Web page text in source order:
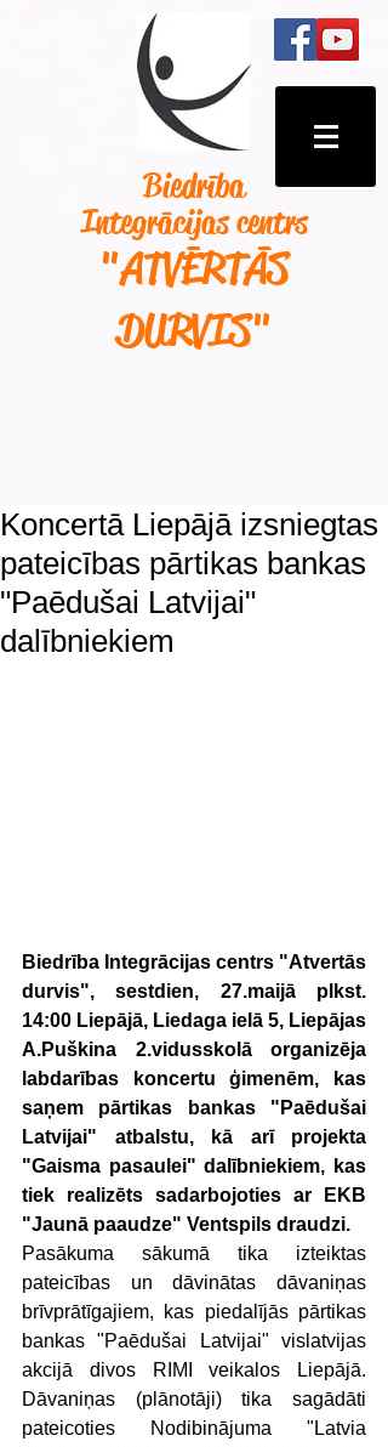
Biedrība
Integrācijas centrs
"ATVĒRTĀS
DURVIS"
Koncertā Liepājā izsniegtas
pateicības pārtikas bankas
"Paēdušai Latvijai"
dalībniekiem
Biedrība Integrācijas centrs "Atvertās
durvis", sestdien, 27.maijā plkst.
14:00 Liepājā, Liedaga ielā 5, Liepājas
A.Puškina 2.vidusskolā organizēja
labdarības koncertu ģimenēm, kas
saņem pārtikas bankas "Paēdušai
Latvijai" atbalstu, kā arī projekta
"Gaisma pasaulei" dalībniekiem, kas
tiek realizēts sadarbojoties ar EKB
"Jaunā paaudze" Ventspils draudzi.
Pasākuma sākumā tika izteiktas
pateicības un dāvinātas dāvaniņas
brīvprātīgajiem, kas piedalījās pārtikas
bankas "Paēdušai Latvijai" vislatvijas
akcijā divos RIMI veikalos Liepājā.
Dāvaniņas (plānotāji) tika sagādāti
pateicoties Nodibinājuma "Latvia